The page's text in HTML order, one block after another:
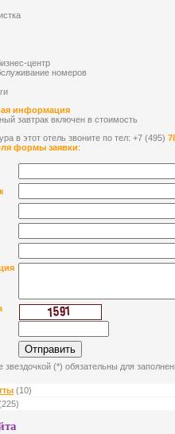
центр
номеров
информация
завтрак включен в стоимость
в этот отель звоните по тел: +7 (495)
формы заявки:
звездочкой (*) обязательны для
(10)